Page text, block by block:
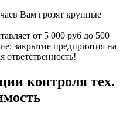
Вам грозят крупные
от 5 000 руб до 500
закрытие предприятия на
ответственность!
контроля тех.